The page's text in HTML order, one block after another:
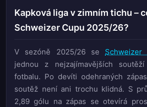
Kapková liga v zimním tichu –
Schweizer Cupu 2025/26?
V sezóně 2025/26 se Schweizer
jednou z nejzajímavějších
fotbalu. Po devíti odehraných
soutěž není ani trochu klidná. S
2,89 gólu na zápas se otevírá